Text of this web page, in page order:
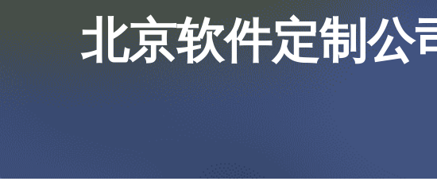
北京软件定制公